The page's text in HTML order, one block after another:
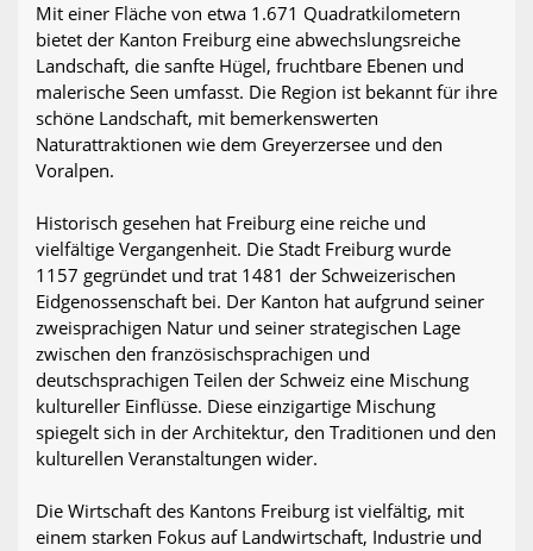
Mit einer Fläche von etwa 1.671 Quadratkilometern
bietet der Kanton Freiburg eine abwechslungsreiche
Landschaft, die sanfte Hügel, fruchtbare Ebenen und
malerische Seen umfasst. Die Region ist bekannt für ihre
schöne Landschaft, mit bemerkenswerten
Naturattraktionen wie dem Greyerzersee und den
Voralpen.
Historisch gesehen hat Freiburg eine reiche und
vielfältige Vergangenheit. Die Stadt Freiburg wurde
1157 gegründet und trat 1481 der Schweizerischen
Eidgenossenschaft bei. Der Kanton hat aufgrund seiner
zweisprachigen Natur und seiner strategischen Lage
zwischen den französischsprachigen und
deutschsprachigen Teilen der Schweiz eine Mischung
kultureller Einflüsse. Diese einzigartige Mischung
spiegelt sich in der Architektur, den Traditionen und den
kulturellen Veranstaltungen wider.
Die Wirtschaft des Kantons Freiburg ist vielfältig, mit
einem starken Fokus auf Landwirtschaft, Industrie und